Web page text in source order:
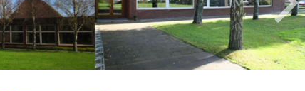
Emmauskirche